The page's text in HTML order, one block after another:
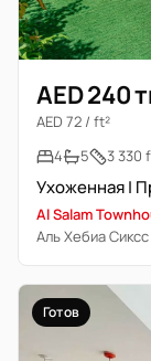
AED 240
AED 72 / ft²
4
5 3 330
Ухоженная |
Al Salam
Аль Хебиа Сиксс
Готов